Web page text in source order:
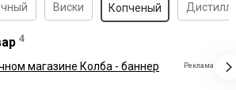
Виски Копченый
4
Реклама